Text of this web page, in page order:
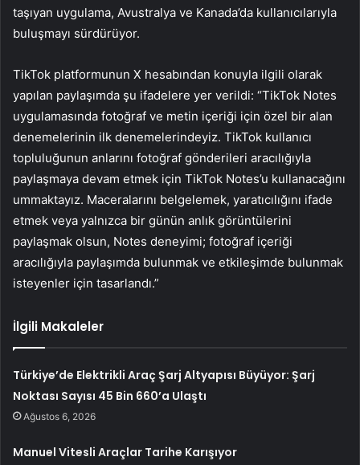
taşıyan uygulama, Avustralya ve Kanada’da kullanıcılarıyla
buluşmayı sürdürüyor.
TikTok platformunun X hesabından konuyla ilgili olarak
yapılan paylaşımda şu ifadelere yer verildi: “TikTok Notes
uygulamasında fotoğraf ve metin içeriği için özel bir alan
denemelerinin ilk denemelerindeyiz. TikTok kullanıcı
topluluğunun anlarını fotoğraf gönderileri aracılığıyla
paylaşmaya devam etmek için TikTok Notes’u kullanacağını
ummaktayız. Maceralarını belgelemek, yaratıcılığını ifade
etmek veya yalnızca bir günün anlık görüntülerini
paylaşmak olsun, Notes deneyimi; fotoğraf içeriği
aracılığıyla paylaşımda bulunmak ve etkileşimde bulunmak
isteyenler için tasarlandı.”
İlgili Makaleler
Türkiye’de Elektrikli Araç Şarj Altyapısı Büyüyor: Şarj
Noktası Sayısı 45 Bin 660’a Ulaştı
Ağustos 6, 2026
Manuel Vitesli Araçlar Tarihe Karışıyor